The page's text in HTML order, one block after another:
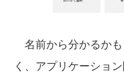
名前から分かるか
く、アプリケーショ